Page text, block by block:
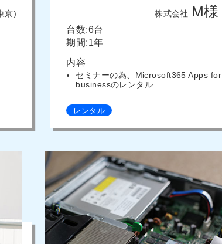
京) 株式会社 M様
台数:6台
期間:1年
内容
セミナーの為、Microsoft365 Apps for
businessのレンタル
レンタル